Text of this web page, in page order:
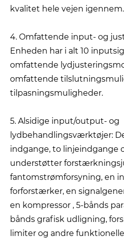
kvalitet hele vejen igennem.
4. Omfattende input- og
Enheden har i alt 10
omfattende
omfattende
tilpasningsmuligheder.
5. Alsidige input/output- og
lydbehandlingsværktøjer:
indgange, to linjeindgange
understøtter
fantomstrømforsyning, en
forforstærker, en
en kompressor , 5-bånds
bånds grafisk udligning,
limiter og andre